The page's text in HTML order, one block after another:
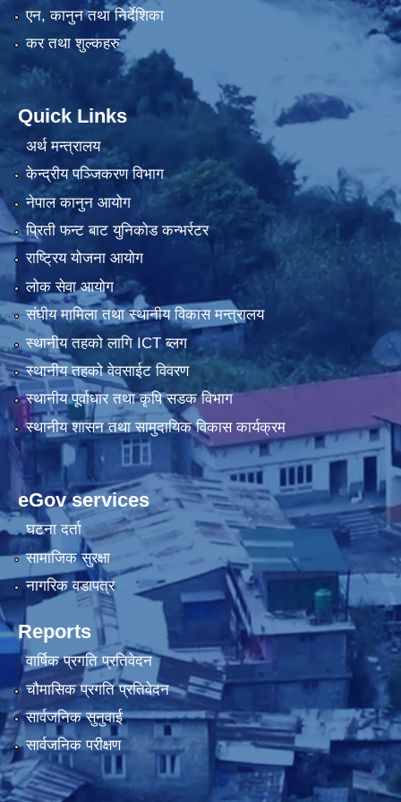
एन, कानुन तथा निर्देशिका
कर तथा शुल्कहरु
Quick Links
अर्थ मन्त्रालय
केन्द्रीय पञ्जिकरण विभाग
नेपाल कानुन आयोग
प्रिती फन्ट बाट युनिकोड कन्भर्रटर
राष्ट्रिय योजना आयोग
लोक सेवा आयोग
संघीय मामिला तथा स्थानीय विकास मन्त्रालय
स्थानीय तहको लागि ICT ब्लग
स्थानीय तहको वेवसाईट विवरण
स्थानीय पूर्वाधार तथा कृषि सडक विभाग
स्थानीय शासन तथा सामुदायिक विकास कार्यक्रम
eGov services
घटना दर्ता
सामाजिक सुरक्षा
नागरिक वडापत्र
Reports
वार्षिक प्रगति प्रतिवेदन
चौमासिक प्रगति प्रतिवेदन
सार्वजनिक सुनुवाई
सार्वजनिक परीक्षण